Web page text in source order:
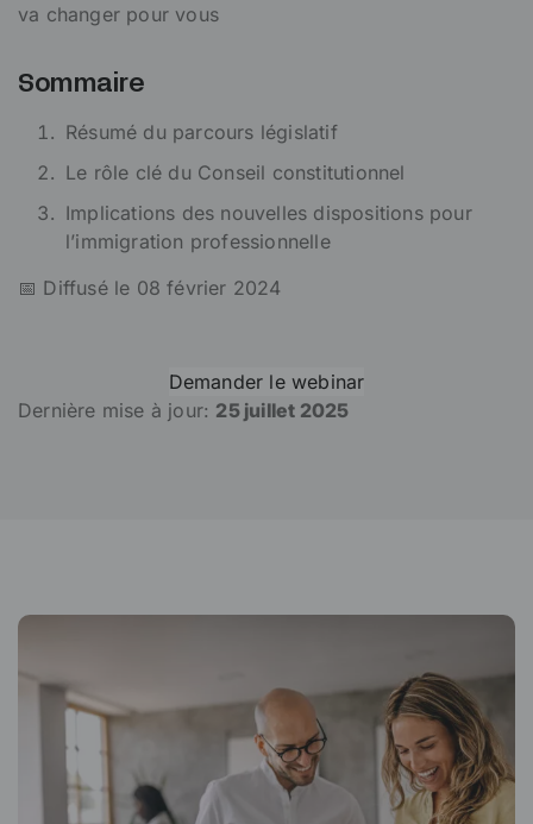
va changer pour vous
Sommaire
Résumé du parcours législatif
Le rôle clé du Conseil constitutionnel
Implications des nouvelles dispositions pour
l’immigration professionnelle
📅 Diffusé le 08 février 2024
Demander le webinar
Dernière mise à jour: 25 juillet 2025